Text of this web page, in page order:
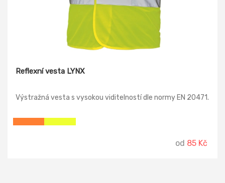
Reflexní vesta LYNX
Výstražná vesta s vysokou viditelností dle normy EN 20471.
od 85 Kč